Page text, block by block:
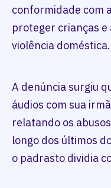
conformidade com
proteger crianças
violência doméstica.
A denúncia surgiu
áudios com sua
relatando os
longo dos últimos
o padrasto dividia